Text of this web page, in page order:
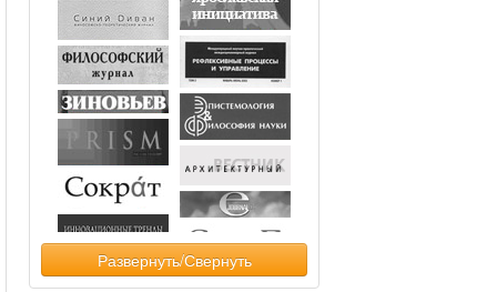
Развернуть/Свернуть